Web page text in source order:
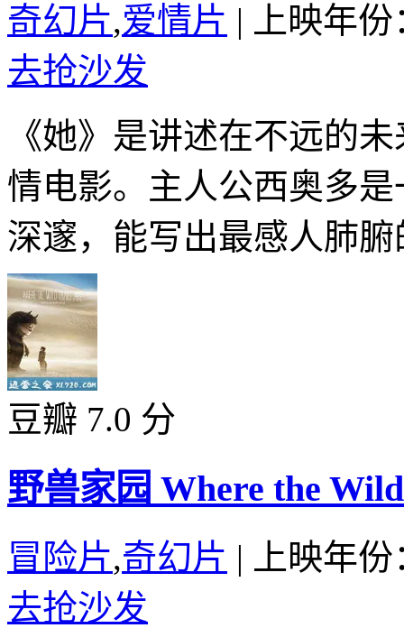
奇幻片,爱情片 |
上映年
去抢沙发
《她》是讲述在不远的
情电影。主人公西奥多
深邃，能写出最感人肺
豆瓣 7.0 分
野兽家园 Where the
冒险片,奇幻片 |
上映年
去抢沙发